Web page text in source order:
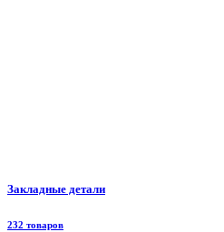
Закладные детали
232 товаров